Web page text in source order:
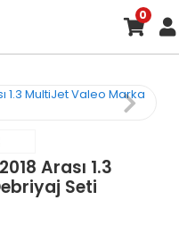
0
Arası 1.3
Seti